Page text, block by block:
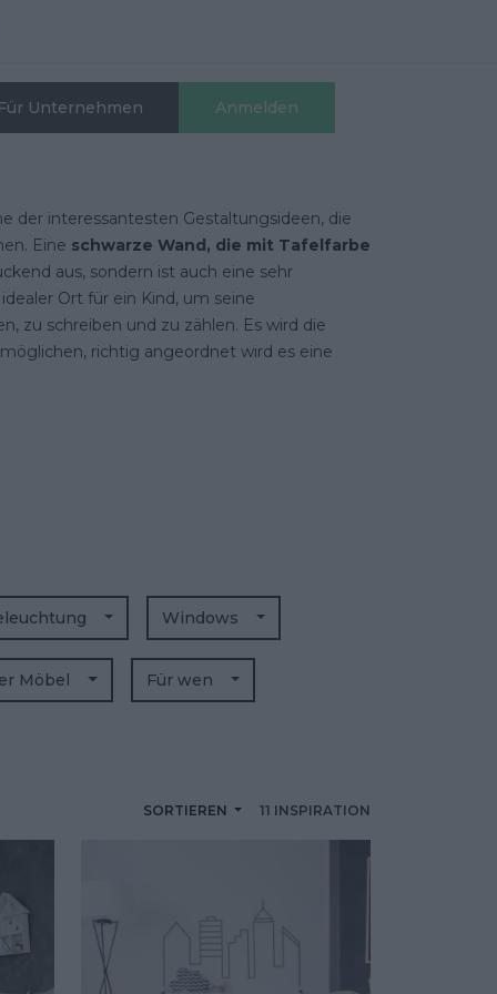
Für Unternehmen Anmelden
der interessantesten Gestaltungsideen, die
Eine schwarze Wand, die mit Tafelfarbe
aus, sondern ist auch eine sehr
Ort für ein Kind, um seine
zu schreiben und zu zählen. Es wird die
richtig angeordnet wird es eine
SORTIEREN 11 INSPIRATION
Windows
Möbel Für wen